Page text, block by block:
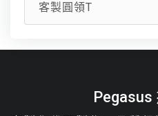
客製圓領T
Pegasus